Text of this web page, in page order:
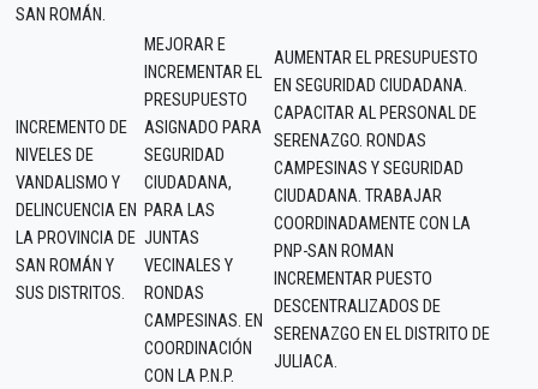
SAN ROMÁN.
INCREMENTO DE
NIVELES DE
VANDALISMO Y
DELINCUENCIA EN
LA PROVINCIA DE
SAN ROMÁN Y
SUS DISTRITOS.
MEJORAR E
INCREMENTAR EL
PRESUPUESTO
ASIGNADO PARA
SEGURIDAD
CIUDADANA,
PARA LAS
JUNTAS
VECINALES Y
RONDAS
CAMPESINAS. EN
COORDINACIÓN
CON LA P.N.P.
AUMENTAR EL PRESUPUESTO
EN SEGURIDAD CIUDADANA.
CAPACITAR AL PERSONAL DE
SERENAZGO. RONDAS
CAMPESINAS Y SEGURIDAD
CIUDADANA. TRABAJAR
COORDINADAMENTE CON LA
PNP-SAN ROMAN
INCREMENTAR PUESTO
DESCENTRALIZADOS DE
SERENAZGO EN EL DISTRITO DE
JULIACA.